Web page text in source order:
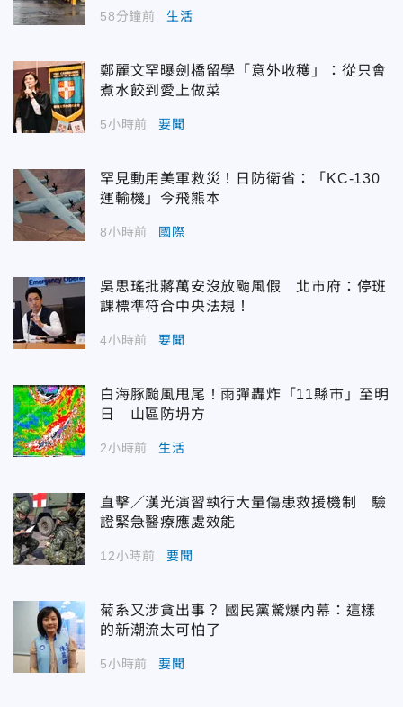
58分鐘前 生活
鄭麗文罕曝劍橋留學「意外收穫」：從只會
煮水餃到愛上做菜
5小時前 要聞
罕見動用美軍救災！日防衛省：「KC-130
運輸機」今飛熊本
8小時前 國際
吳思瑤批蔣萬安沒放颱風假 北市府：停班
課標準符合中央法規！
4小時前 要聞
白海豚颱風甩尾！雨彈轟炸「11縣市」至明
日 山區防坍方
2小時前 生活
直擊／漢光演習執行大量傷患救援機制 驗
證緊急醫療應處效能
12小時前 要聞
菊系又涉貪出事？ 國民黨驚爆內幕：這樣
的新潮流太可怕了
5小時前 要聞